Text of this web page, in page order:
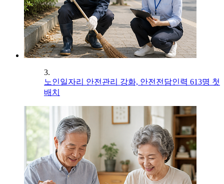
3.
노인일자리 안전관리 강화, 안전전담인력 613명 첫
배치